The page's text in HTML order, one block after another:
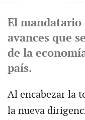
El mandatario
avances que
de la
país.
Al encabezar la
la nueva